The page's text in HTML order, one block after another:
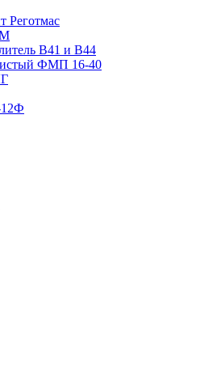
Реготмас
В41 и В44
ФМП 16-40
12Ф